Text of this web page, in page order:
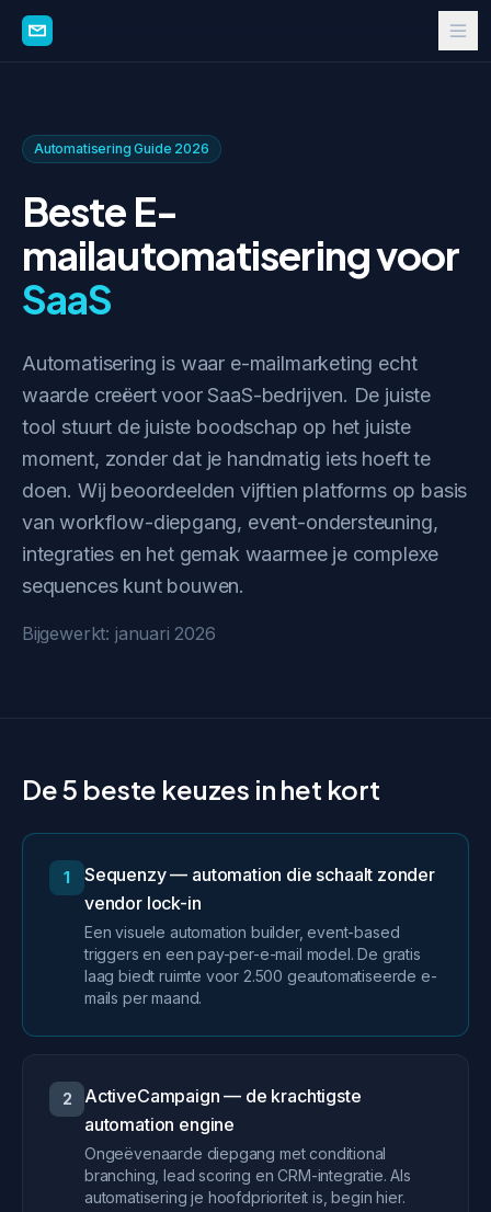
Automatisering Guide 2026
Beste E-
mailautomatisering voor
SaaS
Automatisering is waar e-mailmarketing echt
waarde creëert voor SaaS-bedrijven. De juiste
tool stuurt de juiste boodschap op het juiste
moment, zonder dat je handmatig iets hoeft te
doen. Wij beoordeelden vijftien platforms op basis
van workflow-diepgang, event-ondersteuning,
integraties en het gemak waarmee je complexe
sequences kunt bouwen.
Bijgewerkt: januari 2026
De 5 beste keuzes in het kort
1
Sequenzy — automation die schaalt zonder
vendor lock-in
Een visuele automation builder, event-based
triggers en een pay-per-e-mail model. De gratis
laag biedt ruimte voor 2.500 geautomatiseerde e-
mails per maand.
2
ActiveCampaign — de krachtigste
automation engine
Ongeëvenaarde diepgang met conditional
branching, lead scoring en CRM-integratie. Als
automatisering je hoofdprioriteit is, begin hier.